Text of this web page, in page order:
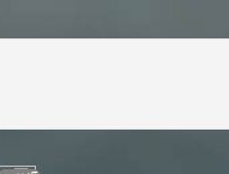
دعوت به همکاری مشاهده:0 زمان:11-11-2024